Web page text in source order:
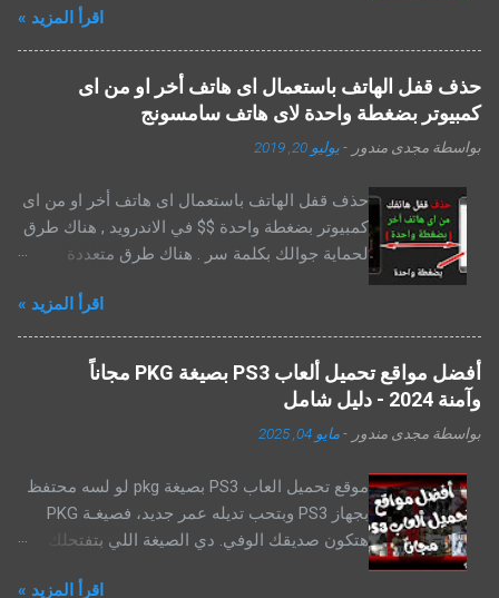
ليها علاقة بالمعالجات 1506 و1507 بأنواعهم، واللي
أغلبنا بيشوفها بأسماء شبه طلاسم كده: 1506t،
1506g، 1506tv، 1507g، 1507a، 2507 ... يعني
شغلانة! بس النهاردة، إحنا هنا علشان نفك الشفرة
دي سوا، ونفهم إزاي نحمل أحدث ملف قنوات صن
بلص بسهولة وبدون صداع. ملفات قنوات صن بلص
إسلامي، مسيحي
اقرأ المزيد »
حذف قفل الهاتف باستعمال اى هاتف أخر او من اى
كمبيوتر بضغطة واحدة لاى هاتف سامسونج
بواسطةمجدى مندور - يوليو 20, 2019
حذف قفل الهاتف باستعمال اى هاتف أخر او من اى
كمبيوتر بضغطة واحدة $$ في الاندرويد , هناك طرق
لحماية جوالك بكلمة سر . هناك طرق متعددة
لطريقة قفل شاشة الجوال على نظام الاندرويد .
نجد عدة طرق مثل السحب او الانزلاق على الشاشة
. القفل عن طريق رسالة صوتية ,القفل بواسطة
تصويرك . او كلمة سر مكونة من حروف وارقام ,
كلمة سر من 4 ارقام . حساس البصمة , النمط
واخرها حساس العين والكثير . اقرأ ايضا : افضل
المواقع المعروفة لتحميل فلاشات الهواتف لجميع
جوالك . قد تؤدي بك يوما الى مشكل بسبب نسيانك
لكلمة المرور . او محاولة اى شخص اخر فتح هاتفك
دون اذن منك . وللاسف سيؤدي ذلك الى اغلاق
هاتفك . وتسبب في مشكل يؤدي توقف الهاتف .
اقرأ المزيد »
أفضل مواقع تحميل ألعاب PS3 بصيغة PKG مجاناً
وآمنة 2024 - دليل شامل
بواسطةمجدى مندور - مايو 04, 2025
موقع تحميل العاب PS3 بصيغة pkg لو لسه محتفظ
بجهاز PS3 وبتحب تديله عمر جديد، فصيغـة PKG
هتكون صديقك الوفي. دي الصيغة اللي بتفتحلك
باب لعالم كبير من الألعاب بدون وجع دماغ أو تعقيد.
بدل ما تلف كتير وتدور على نسخ مشتتة، الـPKG
اقرأ المزيد »